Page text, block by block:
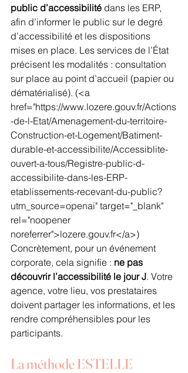
public d’accessibilité dans les ERP,
afin d’informer le public sur le degré
d’accessibilité et les dispositions
mises en place. Les services de l’État
précisent les modalités : consultation
sur place au point d’accueil (papier ou
dématérialisé). (<a
href="https://www.lozere.gouv.fr/Actions
-de-l-Etat/Amenagement-du-territoire-
Construction-et-Logement/Batiment-
durable-et-accessibilite/Accessiblite-
ouvert-a-tous/Registre-public-d-
accessibilite-dans-les-ERP-
etablissements-recevant-du-public?
utm_source=openai" target="_blank"
rel="noopener
noreferrer">lozere.gouv.fr</a>)
Concrètement, pour un événement
corporate, cela signifie : ne pas
découvrir l’accessibilité le jour J. Votre
agence, votre lieu, vos prestataires
doivent partager les informations, et les
rendre compréhensibles pour les
participants.
La méthode ESTELLE